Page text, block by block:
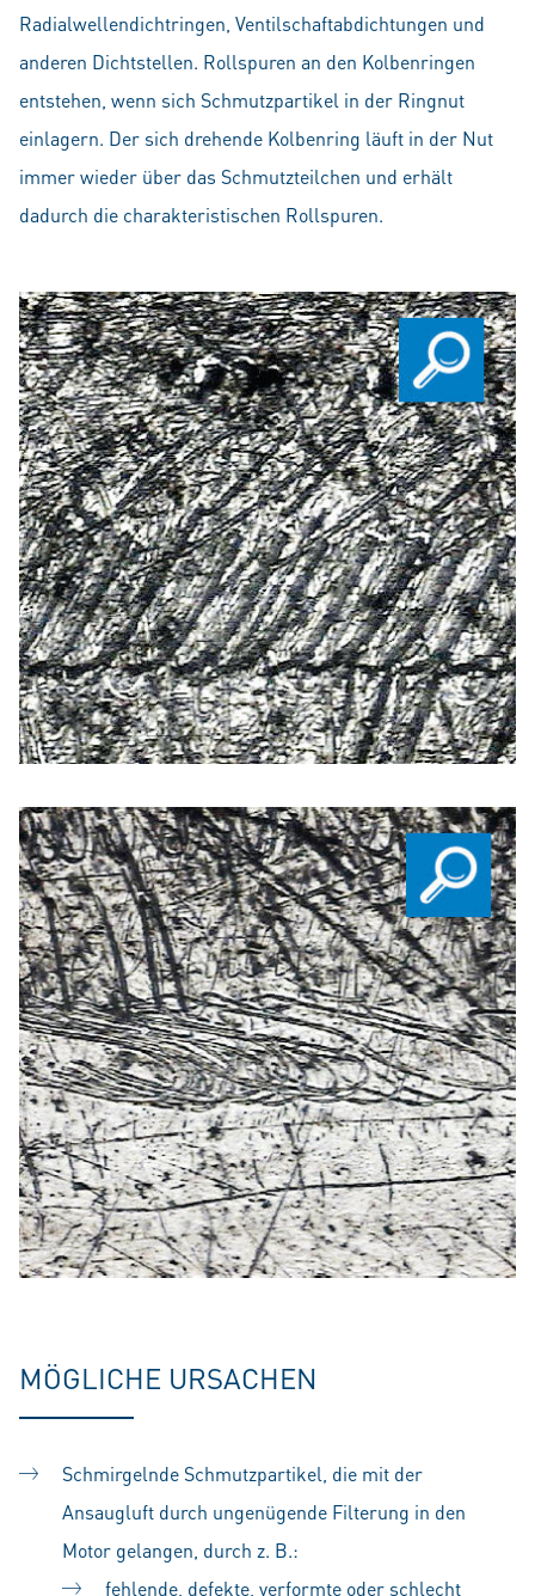
Radialwellendichtringen, Ventilschaftabdichtungen und
anderen Dichtstellen. Rollspuren an den Kolbenringen
entstehen, wenn sich Schmutzpartikel in der Ringnut
einlagern. Der sich drehende Kolbenring läuft in der Nut
immer wieder über das Schmutzteilchen und erhält
dadurch die charakteristischen Rollspuren.
MÖGLICHE URSACHEN
Schmirgelnde Schmutzpartikel, die mit der
Ansaugluft durch ungenügende Filterung in den
Motor gelangen, durch z. B.:
fehlende, defekte, verformte oder schlecht